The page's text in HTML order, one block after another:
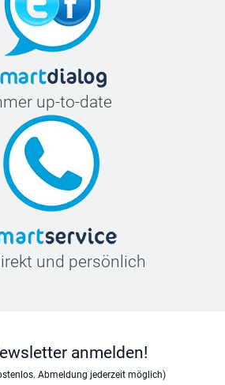
up-to-date
und persönlich
anmelden!
Abmeldung jederzeit möglich)